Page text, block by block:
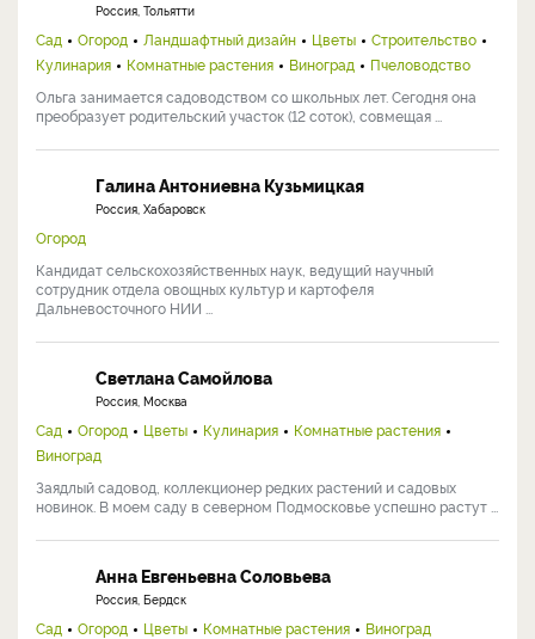
Россия, Тольятти
Сад Огород Ландшафтный дизайн Цветы
Строительство
Кулинария
Комнатные растения Виноград
Пчеловодство
Ольга занимается садоводством со школьных лет. Сегодня она
преобразует родительский участок (12 соток), совмещая ...
Галина Антониевна Кузьмицкая
Россия, Хабаровск
Огород
Кандидат сельскохозяйственных наук, ведущий научный
сотрудник отдела овощных культур и картофеля
Дальневосточного НИИ ...
Светлана Самойлова
Россия, Москва
Сад Огород Цветы Кулинария
Комнатные растения
Виноград
Заядлый садовод, коллекционер редких растений и садовых
новинок. В моем саду в северном Подмосковье успешно растут ...
Анна Евгеньевна Соловьева
Россия, Бердск
Сад Огород Цветы Комнатные растения
Виноград